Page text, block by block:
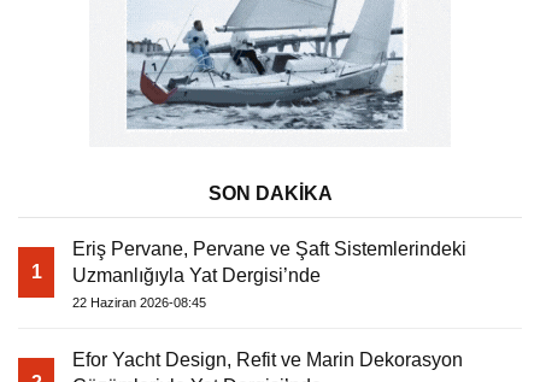
SON DAKİKA
1
Eriş Pervane, Pervane ve Şaft Sistemlerindeki
Uzmanlığıyla Yat Dergisi’nde
22 Haziran 2026-08:45
Efor Yacht Design, Refit ve Marin Dekorasyon